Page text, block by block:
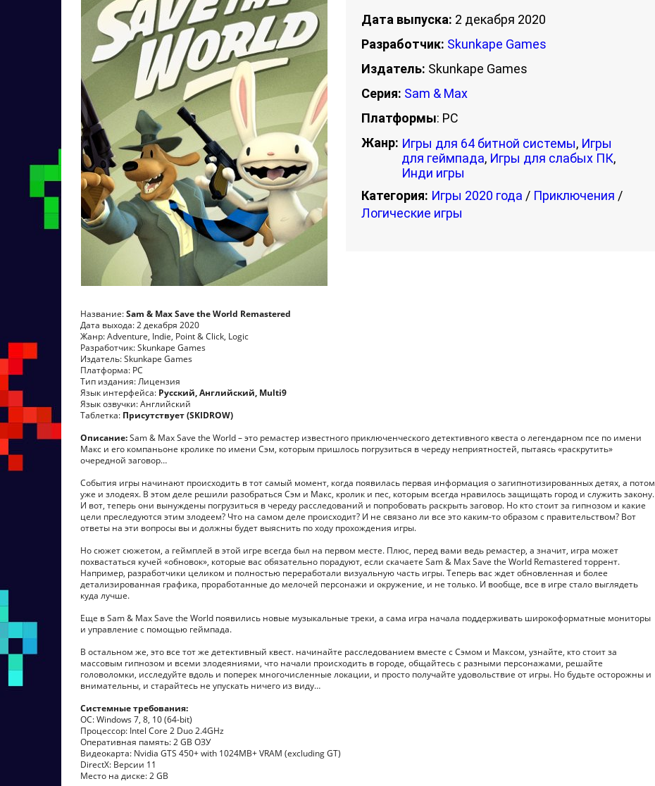
Дата выпуска: 2 декабря 2020
Разработчик: Skunkape Games
Издатель: Skunkape Games
Серия: Sam & Max
Платформы: PC
Жанр: Игры для 64 битной системы, Игры
для геймпада, Игры для слабых ПК,
Инди игры
Категория: Игры 2020 года / Приключения /
Логические игры
Название:Sam & Max Save the World Remastered
Дата выхода: 2 декабря 2020
Жанр: Adventure, Indie, Point & Click, Logic
Разработчик: Skunkape Games
Издатель: Skunkape Games
Платформа: PC
Тип издания: Лицензия
Язык интерфейса: Русский, Английский, Multi9
Язык озвучки: Английский
Таблетка: Присутствует (SKIDROW)
Описание:Sam & Max Save the World – это ремастер известного приключенческого детективного квеста о легендарном псе по имени
Макс и его компаньоне кролике по имени Сэм, которым пришлось погрузиться в череду неприятностей, пытаясь «раскрутить»
очередной заговор…
События игры начинают происходить в тот самый момент, когда появилась первая информация о загипнотизированных детях, а потом
уже и злодеях. В этом деле решили разобраться Сэм и Макс, кролик и пес, которым всегда нравилось защищать город и служить закону.
И вот, теперь они вынуждены погрузиться в череду расследований и попробовать раскрыть заговор. Но кто стоит за гипнозом и какие
цели преследуются этим злодеем? Что на самом деле происходит? И не связано ли все это каким-то образом с правительством? Вот
ответы на эти вопросы вы и должны будет выяснить по ходу прохождения игры.
Но сюжет сюжетом, а геймплей в этой игре всегда был на первом месте. Плюс, перед вами ведь ремастер, а значит, игра может
похвастаться кучей «обновок», которые вас обязательно порадуют, если скачаете Sam & Max Save the World Remastered торрент.
Например, разработчики целиком и полностью переработали визуальную часть игры. Теперь вас ждет обновленная и более
детализированная графика, проработанные до мелочей персонажи и окружение, и не только. И вообще, все в игре стало выглядеть
куда лучше.
Еще в Sam & Max Save the World появились новые музыкальные треки, а сама игра начала поддерживать широкоформатные мониторы
и управление с помощью геймпада.
В остальном же, это все тот же детективный квест. начинайте расследованием вместе с Сэмом и Максом, узнайте, кто стоит за
массовым гипнозом и всеми злодеяниями, что начали происходить в городе, общайтесь с разными персонажами, решайте
головоломки, исследуйте вдоль и поперек многочисленные локации, и просто получайте удовольствие от игры. Но будьте осторожны и
внимательны, и старайтесь не упускать ничего из виду…
Системные требования:
ОС: Windows 7, 8, 10 (64-bit)
Процессор: Intel Core 2 Duo 2.4GHz
Оперативная память: 2 GB ОЗУ
Видеокарта: Nvidia GTS 450+ with 1024MB+ VRAM (excluding GT)
DirectX: Версии 11
Место на диске: 2 GB